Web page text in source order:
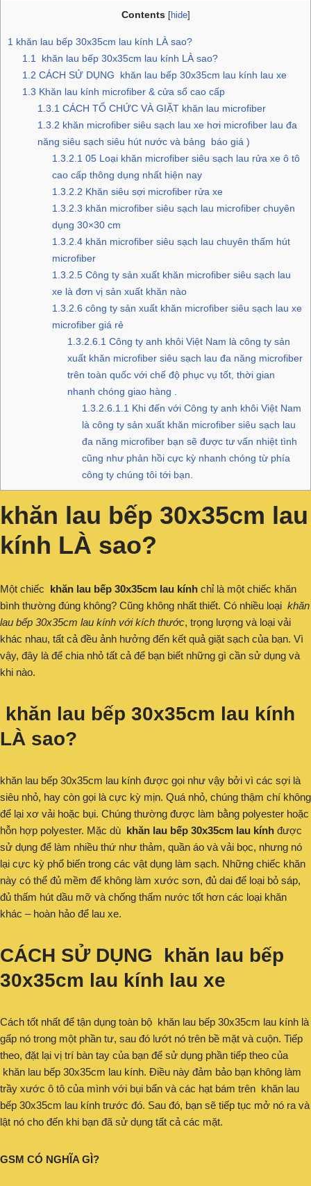
Contents [hide]
1 khăn lau bếp 30x35cm lau kính LÀ sao?
1.1 khăn lau bếp 30x35cm lau kính LÀ sao?
1.2 CÁCH SỬ DỤNG khăn lau bếp 30x35cm lau kính lau xe
1.3 Khăn lau kính microfiber & cửa sổ cao cấp
1.3.1 CÁCH TỔ CHỨC VÀ GIẶT khăn lau microfiber
1.3.2 khăn microfiber siêu sạch lau xe hơi microfiber lau đa
năng siêu sạch siêu hút nước và bảng báo giá )
1.3.2.1 05 Loại khăn microfiber siêu sạch lau rửa xe ô tô
cao cấp thông dụng nhất hiện nay
1.3.2.2 Khăn siêu sợi microfiber rửa xe
1.3.2.3 khăn microfiber siêu sạch lau microfiber chuyên
dụng 30×30 cm
1.3.2.4 khăn microfiber siêu sạch lau chuyên thấm hút
microfiber
1.3.2.5 Công ty sản xuất khăn microfiber siêu sạch lau
xe là đơn vị sản xuất khăn nào
1.3.2.6 công ty sản xuất khăn microfiber siêu sạch lau xe
microfiber giá rẻ
1.3.2.6.1 Công ty anh khôi Việt Nam là công ty sản
xuất khăn microfiber siêu sạch lau đa năng microfiber
trên toàn quốc với chế độ phục vụ tốt, thời gian
nhanh chóng giao hàng .
1.3.2.6.1.1 Khi đến với Công ty anh khôi Việt Nam
là công ty sản xuất khăn microfiber siêu sạch lau
đa năng microfiber bạn sẽ được tư vấn nhiệt tình
cũng như phản hồi cực kỳ nhanh chóng từ phía
công ty chúng tôi tới bạn.
khăn lau bếp 30x35cm lau
kính LÀ sao?
Một chiếc khăn lau bếp 30x35cm lau kính chỉ là một chiếc khăn
bình thường đúng không? Cũng không nhất thiết. Có nhiều loại khăn
lau bếp 30x35cm lau kính với kích thước, trọng lượng và loại vải
khác nhau, tất cả đều ảnh hưởng đến kết quả giặt sạch của bạn. Vì
vậy, đây là để chia nhỏ tất cả để bạn biết những gì cần sử dụng và
khi nào.
khăn lau bếp 30x35cm lau kính
LÀ sao?
khăn lau bếp 30x35cm lau kính được gọi như vậy bởi vì các sợi là
siêu nhỏ, hay còn gọi là cực kỳ mịn. Quá nhỏ, chúng thậm chí không
để lại xơ vải hoặc bụi. Chúng thường được làm bằng polyester hoặc
hỗn hợp polyester. Mặc dù khăn lau bếp 30x35cm lau kính được
sử dụng để làm nhiều thứ như thảm, quần áo và vải bọc, nhưng nó
lại cực kỳ phổ biến trong các vật dụng làm sạch. Những chiếc khăn
này có thể đủ mềm để không làm xước sơn, đủ dai để loại bỏ sáp,
đủ thấm hút dầu mỡ và chống thấm nước tốt hơn các loại khăn
khác – hoàn hảo để lau xe.
CÁCH SỬ DỤNG khăn lau bếp
30x35cm lau kính lau xe
Cách tốt nhất để tận dụng toàn bộ khăn lau bếp 30x35cm lau kính là
gấp nó trong một phần tư, sau đó lướt nó trên bề mặt và cuộn. Tiếp
theo, đặt lại vị trí bàn tay của bạn để sử dụng phần tiếp theo của
khăn lau bếp 30x35cm lau kính. Điều này đảm bảo bạn không làm
trầy xước ô tô của mình với bụi bẩn và các hạt bám trên khăn lau
bếp 30x35cm lau kính trước đó. Sau đó, bạn sẽ tiếp tục mở nó ra và
lật nó cho đến khi bạn đã sử dụng tất cả các mặt.
GSM CÓ NGHĨA GÌ?